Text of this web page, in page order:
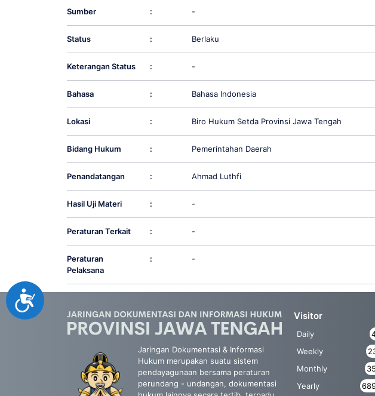
Accessibility
Sumber : -
Status : Berlaku
Keterangan Status : -
Bahasa : Bahasa Indonesia
Lokasi : Biro Hukum Setda Provinsi Jawa Tengah
Bidang Hukum : Pemerintahan Daerah
Penandatangan : Ahmad Luthfi
Hasil Uji Materi : -
Peraturan Terkait : -
Peraturan
Pelaksana
: -
Jaringan Dokumentasi & Informasi
Hukum merupakan suatu sistem
pendayagunaan bersama peraturan
perundang - undangan, dokumentasi
Visitor
Daily
Weekly
Monthly
Yearly